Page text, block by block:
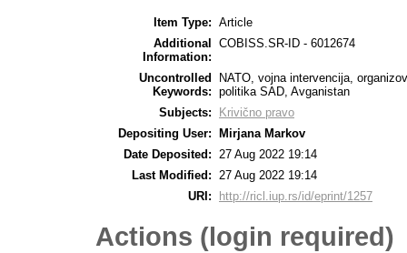
Item Type: Article
Additional
Information:
COBISS.SR-ID - 6012674
Uncontrolled
Keywords:
NATO, vojna intervencija,
politika SAD, Avganistan
Subjects:
Krivično pravo
Depositing User:
Mirjana Markov
Date Deposited:
27 Aug 2022 19:14
Last Modified:
27 Aug 2022 19:14
URI:
http://ricl.iup.rs/id/eprint/1257
Actions (login required)